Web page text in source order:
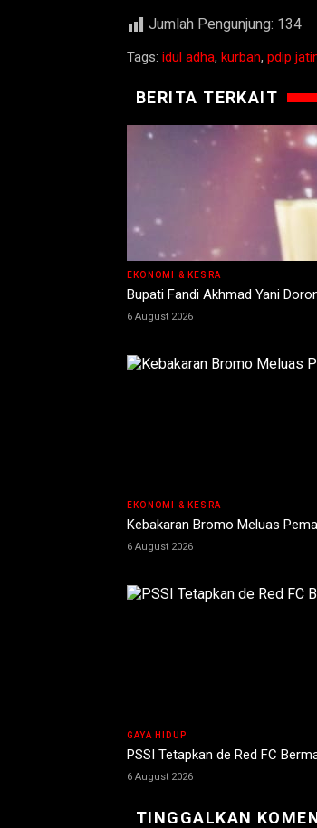
Jumlah Pengunjung: 134
Tags: idul adha, kurban, pdip
BERITA TERKAIT
EKONOMI & KESRA
Bupati Fandi Akhmad Yani
6 August 2026
EKONOMI & KESRA
Kebakaran Bromo Meluas
6 August 2026
GAYA HIDUP
PSSI Tetapkan de Red FC
6 August 2026
TINGGALKAN